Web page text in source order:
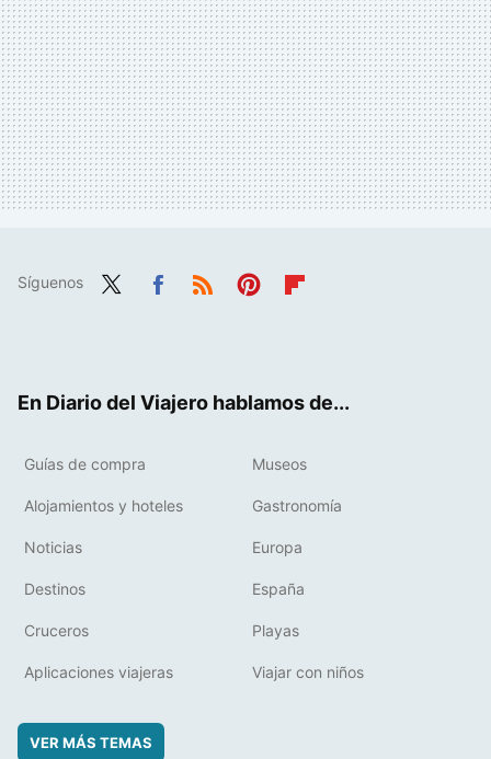
Síguenos
En Diario del Viajero hablamos de...
Guías de compra Museos
Alojamientos y hoteles Gastronomía
Noticias Europa
Destinos España
Cruceros Playas
Aplicaciones viajeras Viajar con niños
VER MÁS TEMAS